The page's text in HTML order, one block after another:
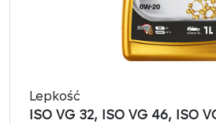
Lepkość
ISO VG 32, ISO VG 46, ISO